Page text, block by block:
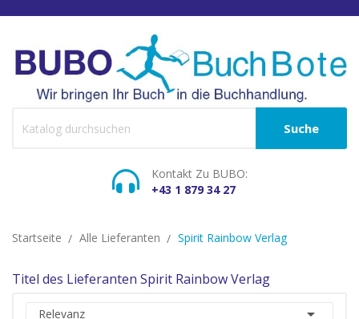
Suche
Kontakt Zu BUBO:
+43 1 879 34 27
Startseite Alle Lieferanten Spirit Rainbow Verlag
Titel des Lieferanten Spirit Rainbow Verlag
Relevanz 